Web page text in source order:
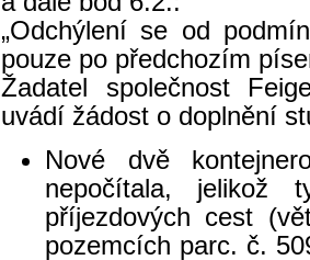
„Odchýlení se od
pouze po předchozím
Žadatel společnost
uvádí žádost o doplnění
Nové dvě
nepočítala, jelikož
příjezdových cest
pozemcích parc. č.